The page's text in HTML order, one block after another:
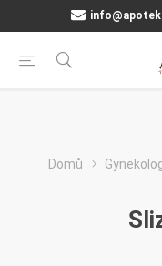
Domů